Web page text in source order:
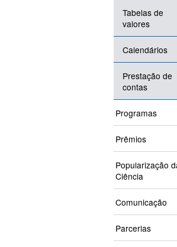
Tabelas de
valores
Calendários
Prestação de
contas
Programas
Prêmios
Popularização
Ciência
Comunicação
Parcerias